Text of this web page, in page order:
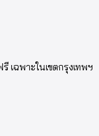
เฉพาะในเขตกรุงเทพฯ